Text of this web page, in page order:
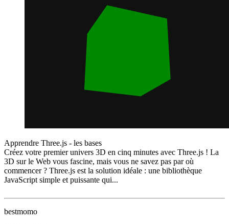
Apprendre Three.js - les bases
Créez votre premier univers 3D en cinq minutes avec Three.js ! La
3D sur le Web vous fascine, mais vous ne savez pas par où
commencer ? Three.js est la solution idéale : une bibliothèque
JavaScript simple et puissante qui...
bestmomo